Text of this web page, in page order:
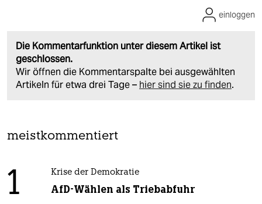
Die Kommentarfunktion unter diesem Artikel ist
geschlossen.
Wir öffnen die Kommentarspalte bei ausgewählten
Artikeln für etwa drei Tage – hier sind sie zu finden.
einloggen
meistkommentiert
1 Krise der Demokratie
AfD-Wählen als Triebabfuhr